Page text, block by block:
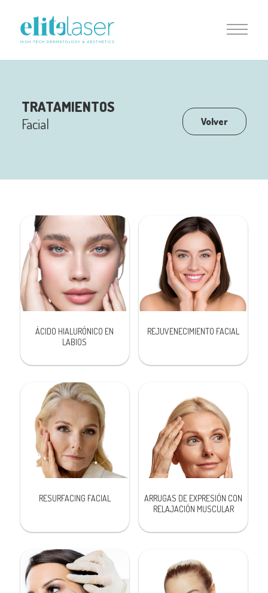
TRATAMIENTOS
Facial
Volver
ÁCIDO HIALURÓNICO EN
LABIOS
REJUVENECIMIENTO FACIAL
RESURFACING FACIAL
ARRUGAS DE EXPRESIÓN CON
RELAJACIÓN MUSCULAR